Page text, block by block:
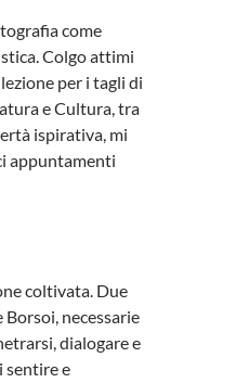
come
Colgo attimi
per i tagli di
e Cultura, tra
ispirativa, mi
appuntamenti
coltivata. Due
necessarie
dialogare e
sentire e